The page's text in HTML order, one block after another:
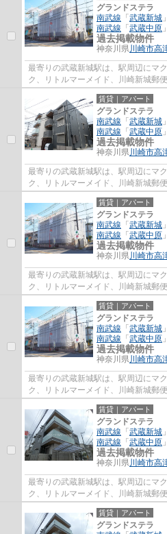
グランドステラ
南武線 「 武蔵新城
南武線 「 武蔵中原
過去掲載物件
神奈川県川崎市高
最寄りの武蔵新城駅は、駅周辺にマ
ク、リトルマーメイド、川崎新城郵
ン★ドゥ、文教堂書店、コージーコ
賃貸｜アパート
グランドステラ
南武線 「 武蔵新城
南武線 「 武蔵中原
過去掲載物件
神奈川県川崎市高
最寄りの武蔵新城駅は、駅周辺にマ
ク、リトルマーメイド、川崎新城郵
ン★ドゥ、文教堂書店、コージーコ
賃貸｜アパート
グランドステラ
南武線 「 武蔵新城
南武線 「 武蔵中原
過去掲載物件
神奈川県川崎市高
最寄りの武蔵新城駅は、駅周辺にマ
ク、リトルマーメイド、川崎新城郵
ン★ドゥ、文教堂書店、コージーコ
賃貸｜アパート
グランドステラ
南武線 「 武蔵新城
南武線 「 武蔵中原
過去掲載物件
神奈川県川崎市高
最寄りの武蔵新城駅は、駅周辺にマ
ク、リトルマーメイド、川崎新城郵
ン★ドゥ、文教堂書店、コージーコ
賃貸｜アパート
グランドステラ
南武線 「 武蔵新城
南武線 「 武蔵中原
過去掲載物件
神奈川県川崎市高
最寄りの武蔵新城駅は、駅周辺にマ
ク、リトルマーメイド、川崎新城郵
ン★ドゥ、文教堂書店、コージーコ
賃貸｜アパート
グランドステラ